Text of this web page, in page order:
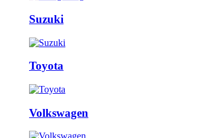
Suzuki
Toyota
Volkswagen